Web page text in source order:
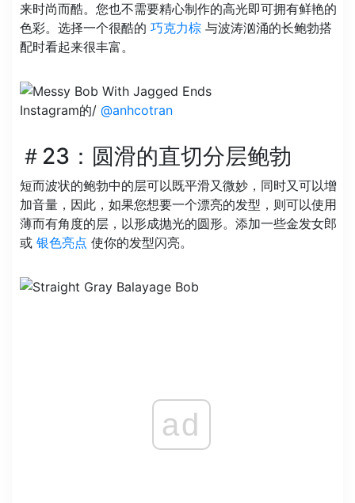
来时尚而酷。您也不需要精心制作的高光即可拥有鲜艳的
色彩。选择一个很酷的 巧克力棕 与波涛汹涌的长鲍勃搭
配时看起来很丰富。
Instagram的/ @anhcotran
＃23：圆滑的直切分层鲍勃
短而波状的鲍勃中的层可以既平滑又微妙，同时又可以增
加音量，因此，如果您想要一个漂亮的发型，则可以使用
薄而有角度的层，以形成抛光的圆形。添加一些金发女郎
或 银色亮点 使你的发型闪亮。
ad